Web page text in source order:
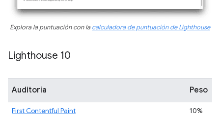
Explora la puntuación con lacalculadora de puntuación de Lighthouse
Lighthouse 10
Auditoría Peso
First Contentful Paint
10%